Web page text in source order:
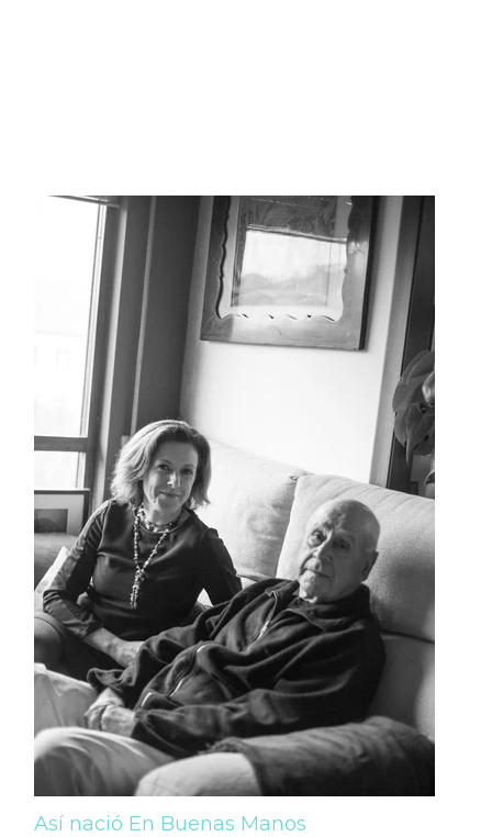
Así nació En Buenas Manos